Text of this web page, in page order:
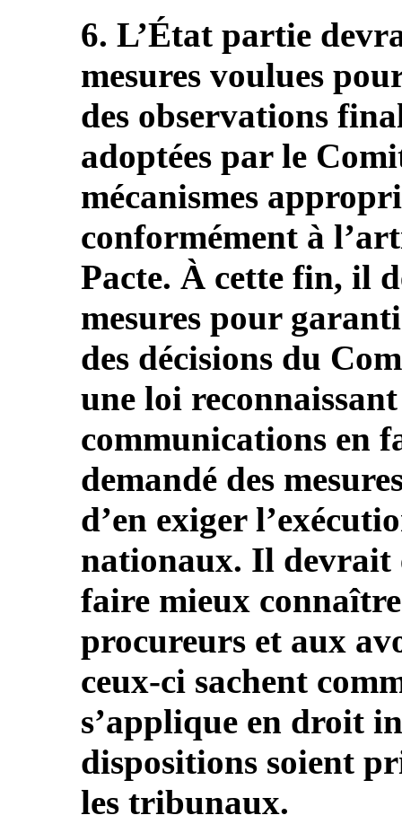
6. L’État partie
mesures voulues
des observations
adoptées par le
mécanismes
conformément à
Pacte. À cette fin, il
mesures pour
des décisions du
une loi
communications en
demandé des
d’en exiger
nationaux. Il devrait
faire mieux
procureurs et aux
ceux-ci sachent
s’applique en droit
dispositions soient
les tribunaux.